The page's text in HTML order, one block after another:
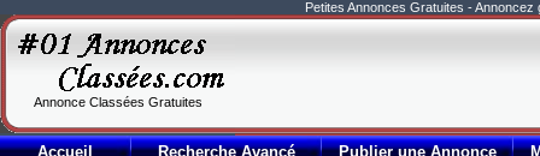
Petites Annonces Gratuites -
Annonce Classées Gratuites
Accueil Recherche Avancé Publier une Annonce